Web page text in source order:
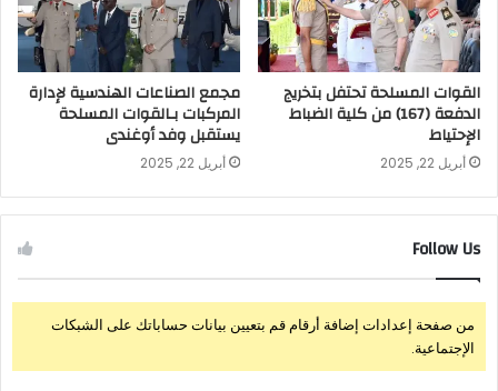
القوات المسلحة تحتفل بتخريج
الدفعة (167) من كلية الضباط
الإحتياط
أبريل 22, 2025
مجمع الصناعات الهندسية لإدارة
المركبات بـالقوات المسلحة
يستقبل وفد أوغندى
أبريل 22, 2025
Follow Us
من صفحة إعدادات إضافة أرقام قم بتعيين بيانات حساباتك على الشبكات
الإجتماعية.